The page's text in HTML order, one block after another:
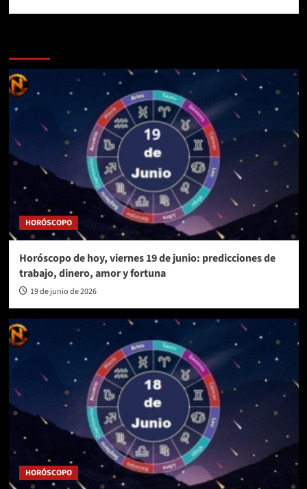
HORÓSCOPO
Horóscopo de hoy, viernes 19 de junio: predicciones de
trabajo, dinero, amor y fortuna
19 de junio de 2026
HORÓSCOPO